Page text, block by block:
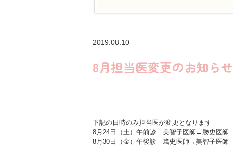
2019.08.10
8月担当医変更のお知らせ
下記の日時のみ担当医が変更となります
8月24日（土）午前診 美智子医師→勝史医師
8月30日（金）午後診 篤史医師→美智子医師